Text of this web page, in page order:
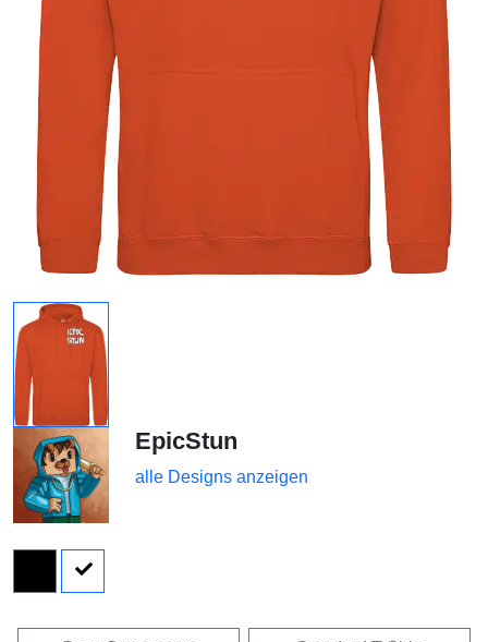
EpicStun
alle Designs anzeigen